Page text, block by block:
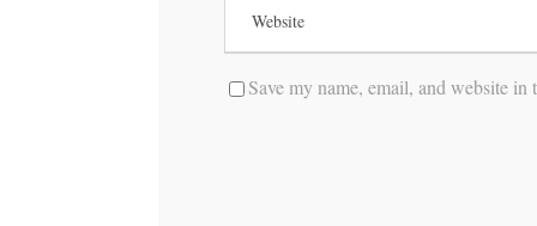
Save my name, email, and website